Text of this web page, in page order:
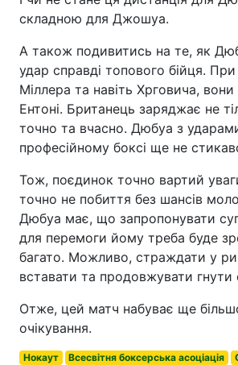
складною для Джошуа.
А також подивитись на те, як
удар справді топового бійця. При
Міллера та навіть Хрговича,
Ентоні. Британець заряджає не
точно та вчасно. Дюбуа з
професійному боксі ще не
Тож, поєдинок точно вартий
точно не побиття без шансів
Дюбуа має, що запропонувати
для перемоги йому треба буде
багато. Можливо, страждати у
вставати та продовжувати гнути
Отже, цей матч набуває ще
очікування.
Нокаут Всесвітня боксерська асоціація